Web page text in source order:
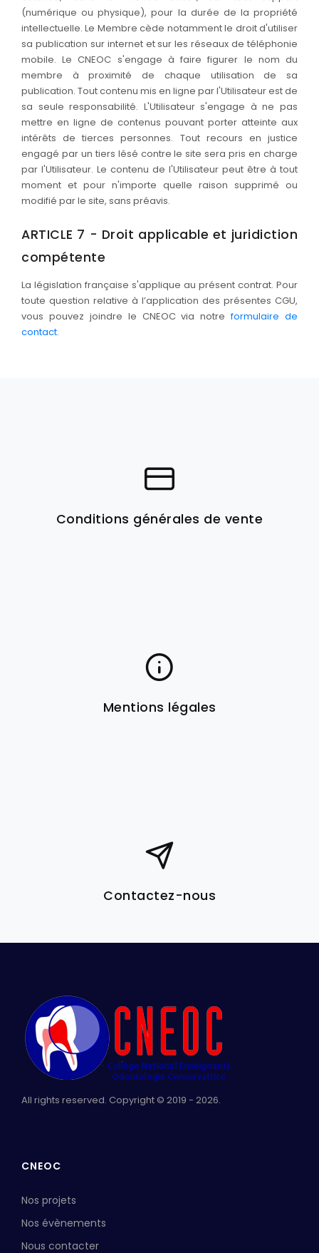
(numérique ou physique), pour la durée de la propriété
intellectuelle. Le Membre cède notamment le droit d'utiliser
sa publication sur internet et sur les réseaux de téléphonie
mobile. Le CNEOC s'engage à faire figurer le nom du
membre à proximité de chaque utilisation de sa
publication. Tout contenu mis en ligne par l'Utilisateur est de
sa seule responsabilité. L'Utilisateur s'engage à ne pas
mettre en ligne de contenus pouvant porter atteinte aux
intérêts de tierces personnes. Tout recours en justice
engagé par un tiers lésé contre le site sera pris en charge
par l'Utilisateur. Le contenu de l'Utilisateur peut être à tout
moment et pour n'importe quelle raison supprimé ou
modifié par le site, sans préavis.
ARTICLE 7 - Droit applicable et juridiction
compétente
La législation française s'applique au présent contrat. Pour
toute question relative à l’application des présentes CGU,
vous pouvez joindre le CNEOC via notreformulaire de
contact.
Conditions générales de vente
Mentions légales
Contactez-nous
All rights reserved. Copyright © 2019 - 2026.
CNEOC
Nos projets
Nos évènements
Nous contacter